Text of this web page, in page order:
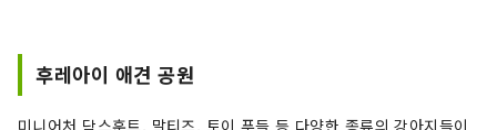
후레아이 애견 공원
미니어처 닥스훈트, 말티즈, 토이 푸들 등 다양한 종류의 강아지들이